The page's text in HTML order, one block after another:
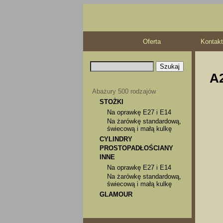
Oferta Kontakt
Abażury 500 rodzajów
STOŻKI
Na oprawkę E27 i E14
Na żarówkę standardową,
świecową i małą kulkę
CYLINDRY
PROSTOPADŁOŚCIANY
INNE
Na oprawkę E27 i E14
Na żarówkę standardową,
świecową i małą kulkę
GLAMOUR